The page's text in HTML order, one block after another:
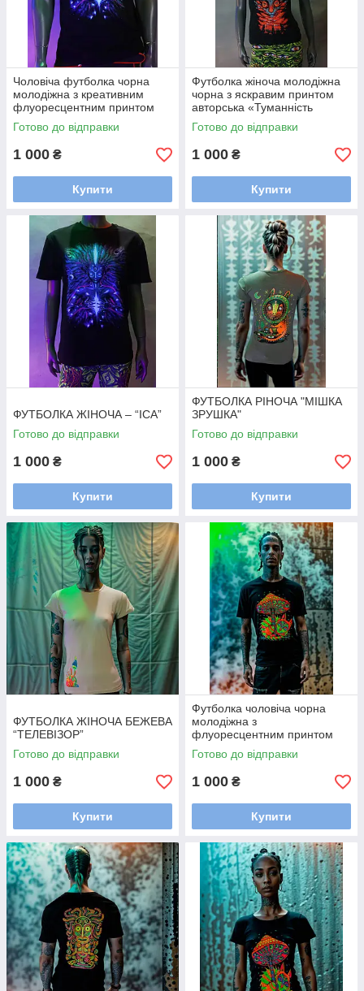
Чоловіча футболка чорна
молодіжна з креативним
флуоресцентним принтом
«ІСА»
Готово до відправки
1 000 ₴
Купити
Футболка жіноча молодіжна
чорна з яскравим принтом
авторська «Туманність
великого коте»
Готово до відправки
1 000 ₴
Купити
ФУТБОЛКА ЖІНОЧА – “ІСА”
Готово до відправки
1 000 ₴
Купити
ФУТБОЛКА РІНОЧА "МІШКА
ЗРУШКА"
Готово до відправки
1 000 ₴
Купити
ФУТБОЛКА ЖІНОЧА БЕЖЕВА
“ТЕЛЕВІЗОР”
Готово до відправки
1 000 ₴
Купити
Футболка чоловіча чорна
молодіжна з
флуоресцентним принтом
стильна «Той, що спить під
грибом» / Яскраві футболки
Готово до відправки
1 000 ₴
Купити